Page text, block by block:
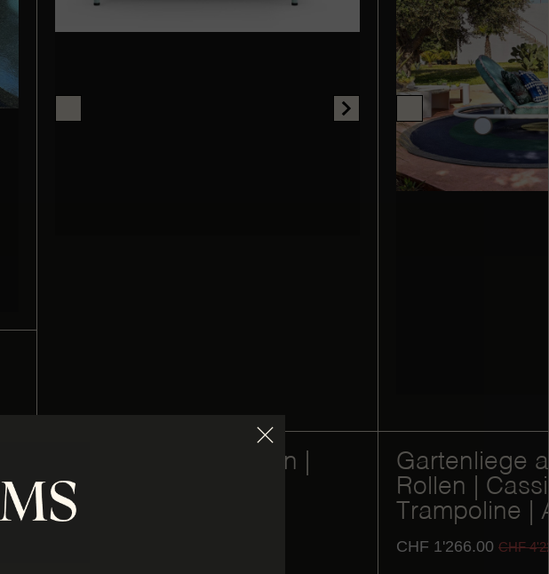
Sessel mit Armlehnen |
Cassina | LC | Ab
Showroom
Gartenliege
Rollen |
Trampoline |
CHF 1'266.00 CHF